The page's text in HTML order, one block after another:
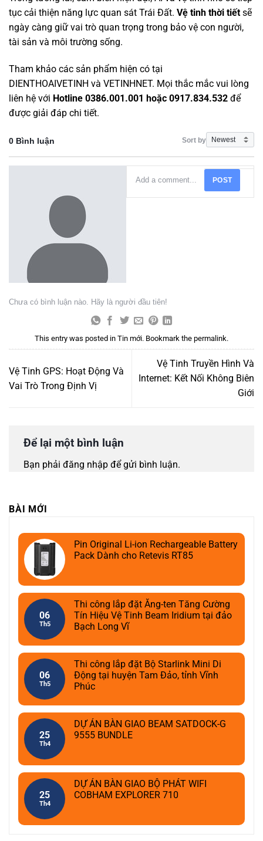
tục cải thiện năng lực quan sát Trái Đất. Vệ tinh thời tiết sẽ
ngày càng giữ vai trò quan trọng trong bảo vệ con người,
tài sản và môi trường sống.
Tham khảo các sản phẩm hiện có tại
DIENTHOAIVETINH và VETINHNET. Mọi thắc mắc vui lòng
liên hệ với Hotline 0386.001.001 hoặc 0917.834.532 để
được giải đáp chi tiết.
0 Bình luận Sort by
POST
Chưa có bình luận nào. Hãy là người đầu tiên!
This entry was posted in Tin mới. Bookmark the permalink.
Vệ Tinh GPS: Hoạt Động Và
Vai Trò Trong Định Vị
Vệ Tinh Truyền Hình Và
Internet: Kết Nối Không Biên
Giới
Để lại một bình luận
Bạn phải đăng nhập để gửi bình luận.
BÀI MỚI
Pin Original Li-ion Rechargeable Battery
Pack Dành cho Retevis RT85
06
Th5
Thi công lắp đặt Ăng-ten Tăng Cường
Tín Hiệu Vệ Tinh Beam Iridium tại đảo
Bạch Long Vĩ
06
Th5
Thi công lắp đặt Bộ Starlink Mini Di
Động tại huyện Tam Đảo, tỉnh Vĩnh
Phúc
25
Th4
DỰ ÁN BÀN GIAO BEAM SATDOCK-G
9555 BUNDLE
25
Th4
DỰ ÁN BÀN GIAO BỘ PHÁT WIFI
COBHAM EXPLORER 710